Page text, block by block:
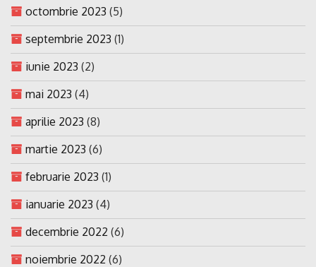
octombrie 2023 (5)
septembrie 2023 (1)
iunie 2023 (2)
mai 2023 (4)
aprilie 2023 (8)
martie 2023 (6)
februarie 2023 (1)
ianuarie 2023 (4)
decembrie 2022 (6)
noiembrie 2022 (6)